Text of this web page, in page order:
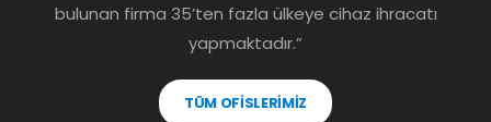
bulunan firma 35’ten fazla ülkeye cihaz ihracatı
yapmaktadır.”
TÜM OFİSLERİMİZ